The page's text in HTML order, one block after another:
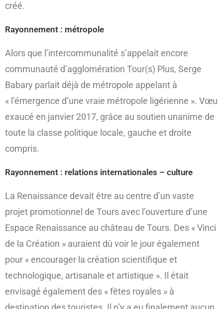
créé.
Rayonnement : métropole
Alors que l’intercommunalité s’appelait encore
communauté d’agglomération Tour(s) Plus, Serge
Babary parlait déjà de métropole appelant à
« l’émergence d’une vraie métropole ligérienne ». Vœu
exaucé en janvier 2017, grâce au soutien unanime de
toute la classe politique locale, gauche et droite
compris.
Rayonnement : relations internationales – culture
La Renaissance devait être au centre d’un vaste
projet promotionnel de Tours avec l’ouverture d’une
Espace Renaissance au château de Tours. Des « Vinci
de la Création » auraient dû voir le jour également
pour « encourager la création scientifique et
technologique, artisanale et artistique ». Il était
envisagé également des « fêtes royales » à